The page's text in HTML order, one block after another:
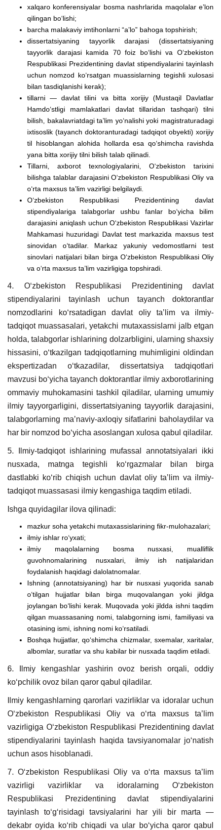
xalqaro konferensiyalar bosma nashrlarida maqolalar eʼlon
qilingan boʻlishi;
barcha malakaviy imtihonlarni “aʼlo” bahoga topshirish;
dissertatsiyaning tayyorlik darajasi (dissertatsiyaning
tayyorlik darajasi kamida 70 foiz boʻlishi va Oʻzbekiston
Respublikasi Prezidentining davlat stipendiyalarini tayinlash
uchun nomzod koʻrsatgan muassislarning tegishli xulosasi
bilan tasdiqlanishi kerak);
tillarni — davlat tilini va bitta xorijiy (Mustaqil Davlatlar
Hamdoʻstligi mamlakatlari davlat tillaridan tashqari) tilni
bilish, bakalavriatdagi taʼlim yoʻnalishi yoki magistraturadagi
ixtisoslik (tayanch doktoranturadagi tadqiqot obyekti) xorijiy
til hisoblangan alohida hollarda esa qoʻshimcha ravishda
yana bitta xorijiy tilni bilish talab qilinadi.
Tillarni, axborot texnologiyalarini, Oʻzbekiston tarixini
bilishga talablar darajasini Oʻzbekiston Respublikasi Oliy va
oʻrta maxsus taʼlim vazirligi belgilaydi.
Oʻzbekiston Respublikasi Prezidentining davlat
stipendiyalariga talabgorlar ushbu fanlar boʻyicha bilim
darajasini aniqlash uchun Oʻzbekiston Respublikasi Vazirlar
Mahkamasi huzuridagi Davlat test markazida maxsus test
sinovidan oʻtadilar. Markaz yakuniy vedomostlarni test
sinovlari natijalari bilan birga Oʻzbekiston Respublikasi Oliy
va oʻrta maxsus taʼlim vazirligiga topshiradi.
4. Oʻzbekiston Respublikasi Prezidentining davlat
stipendiyalarini tayinlash uchun tayanch doktorantlar
nomzodlarini koʻrsatadigan davlat oliy taʼlim va ilmiy-
tadqiqot muassasalari, yetakchi mutaxassislarni jalb etgan
holda, talabgorlar ishlarining dolzarbligini, ularning shaxsiy
hissasini, oʻtkazilgan tadqiqotlarning muhimligini oldindan
ekspertizadan oʻtkazadilar, dissertatsiya tadqiqotlari
mavzusi boʻyicha tayanch doktorantlar ilmiy axborotlarining
ommaviy muhokamasini tashkil qiladilar, ularning umumiy
ilmiy tayyorgarligini, dissertatsiyaning tayyorlik darajasini,
talabgorlarning maʼnaviy-axloqiy sifatlarini baholaydilar va
har bir nomzod boʻyicha asoslangan xulosa qabul qiladilar.
5. Ilmiy-tadqiqot ishlarining mufassal annotatsiyalari ikki
nusxada, matnga tegishli koʻrgazmalar bilan birga
dastlabki koʻrib chiqish uchun davlat oliy taʼlim va ilmiy-
tadqiqot muassasasi ilmiy kengashiga taqdim etiladi.
Ishga quyidagilar ilova qilinadi:
mazkur soha yetakchi mutaxassislarining fikr-mulohazalari;
ilmiy ishlar roʻyxati;
ilmiy maqolalarning bosma nusxasi, mualliflik
guvohnomalarining nusxalari, ilmiy ish natijalaridan
foydalanish haqidagi dalolatnomalar.
Ishning (annotatsiyaning) har bir nusxasi yuqorida sanab
oʻtilgan hujjatlar bilan birga muqovalangan yoki jildga
joylangan boʻlishi kerak. Muqovada yoki jildda ishni taqdim
qilgan muassasaning nomi, talabgorning ismi, familiyasi va
otasining ismi, ishning nomi koʻrsatiladi.
Boshqa hujjatlar, qoʻshimcha chizmalar, sxemalar, xaritalar,
albomlar, suratlar va shu kabilar bir nusxada taqdim etiladi.
6. Ilmiy kengashlar yashirin ovoz berish orqali, oddiy
koʻpchilik ovoz bilan qaror qabul qiladilar.
Ilmiy kengashlarning qarorlari vazirliklar va idoralar uchun
Oʻzbekiston Respublikasi Oliy va oʻrta maxsus taʼlim
vazirligiga Oʻzbekiston Respublikasi Prezidentining davlat
stipendiyalarini tayinlash haqida tavsiyanomalar joʻnatish
uchun asos hisoblanadi.
7. Oʻzbekiston Respublikasi Oliy va oʻrta maxsus taʼlim
vazirligi vazirliklar va idoralarning Oʻzbekiston
Respublikasi Prezidentining davlat stipendiyalarini
tayinlash toʻgʻrisidagi tavsiyalarini har yili bir marta —
dekabr oyida koʻrib chiqadi va ular boʻyicha qaror qabul